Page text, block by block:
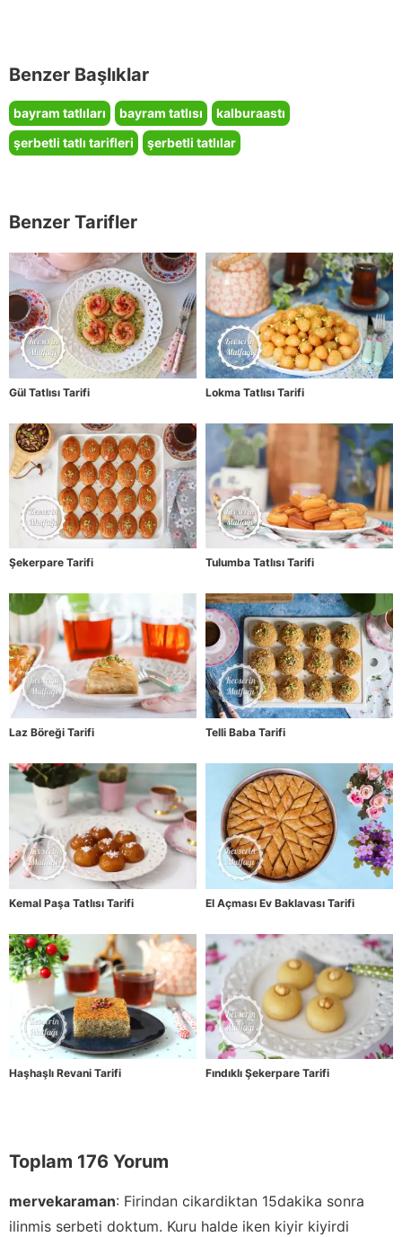
Benzer Başlıklar
bayram tatlıları bayram tatlısı
kalburaastı
şerbetli tatlı tarifleri
şerbetli tatlılar
Benzer Tarifler
Gül Tatlısı Tarifi Lokma Tatlısı Tarifi
Şekerpare Tarifi Tulumba Tatlısı Tarifi
Laz Böreği Tarifi Telli Baba Tarifi
Kemal Paşa Tatlısı Tarifi El Açması Ev Baklavası Tarifi
Haşhaşlı Revani Tarifi Fındıklı Şekerpare Tarifi
Toplam 176 Yorum
mervekaraman: Firindan cikardiktan 15dakika sonra
ilinmis serbeti doktum. Kuru halde iken kiyir kiyirdi